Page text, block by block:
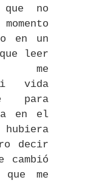
que no
en un
leer
me
vida
para
en el
decir
cambió
me